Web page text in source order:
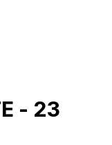
- 23